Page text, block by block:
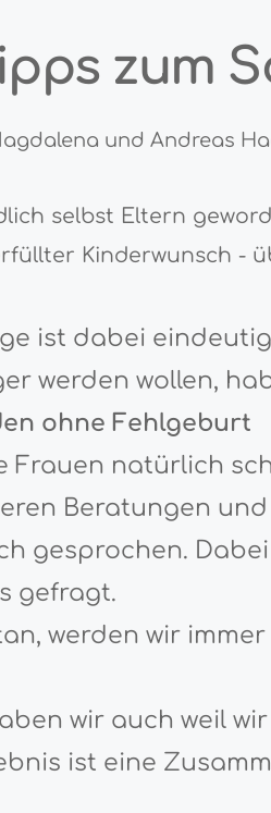
zum
und Andreas
selbst Eltern
Kinderwunsch -
ist dabei
werden wollen,
ohne Fehlgeburt
Frauen natürlich
Beratungen
gesprochen.
gefragt.
werden wir
wir auch weil
ist eine